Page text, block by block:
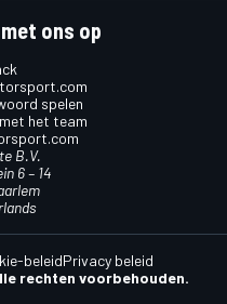
ons op
spelen
het team
B.V.
6 – 14
rechten voorbehouden.
beleidPrivacy beleid